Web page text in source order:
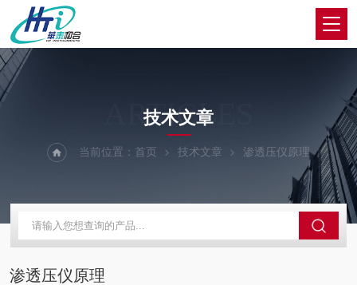
ARTICLES
技术文章
当前位置： 首页 技术文章 渗透压仪原理
渗透压仪原理